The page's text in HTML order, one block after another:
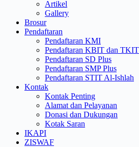
Artikel
Gallery
Brosur
Pendaftaran
Pendaftaran KMI
Pendaftaran KBIT dan TKIT
Pendaftaran SD Plus
Pendaftaran SMP Plus
Pendaftaran STIT Al-Ishlah
Kontak
Kontak Penting
Alamat dan Pelayanan
Donasi dan Dukungan
Kotak Saran
IKAPI
ZISWAF